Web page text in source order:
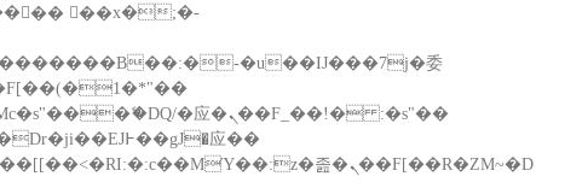
矁[��x�ZM~�n"��IB؃��!'����Тѕ��+��(m��IK�ʭ�/|��ϐܢ��F[��x�ZMz�G�� %嬩�/c��������[[��<�RI:�:c��MΎ��:z�졾�ܢ��F[��R�ZM~�DSkip